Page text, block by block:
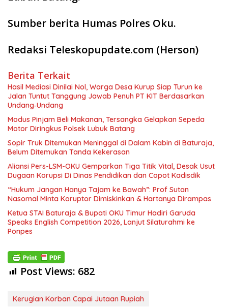
Sumber berita Humas Polres Oku.
Redaksi Teleskopupdate.com (Herson)
Berita Terkait
Hasil Mediasi Dinilai Nol, Warga Desa Kurup Siap Turun ke
Jalan Tuntut Tanggung Jawab Penuh PT KIT Berdasarkan
Undang‑Undang
Modus Pinjam Beli Makanan, Tersangka Gelapkan Sepeda
Motor Diringkus Polsek Lubuk Batang
Sopir Truk Ditemukan Meninggal di Dalam Kabin di Baturaja,
Belum Ditemukan Tanda Kekerasan
Aliansi Pers-LSM-OKU Gemparkan Tiga Titik Vital, Desak Usut
Dugaan Korupsi Di Dinas Pendidikan dan Copot Kadisdik
“Hukum Jangan Hanya Tajam ke Bawah”: Prof Sutan
Nasomal Minta Koruptor Dimiskinkan & Hartanya Dirampas
Ketua STAI Baturaja & Bupati OKU Timur Hadiri Garuda
Speaks English Competition 2026, Lanjut Silaturahmi ke
Ponpes
Post Views: 682
Kerugian Korban Capai Jutaan Rupiah